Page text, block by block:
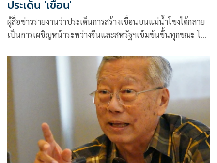
ประเด็น 'เขื่อน'
ผู้สื่อข่าวรายงานว่าประเด็นการสร้างเขื่อนบนแม่น้ำโขงได้กลาย
เป็นการเผชิญหน้าระหว่างจีนและสหรัฐฯเข้มข้นขึ้นทุกขณะ โดย
ระทบจากการสร้างเขื่อนและองค์กรพัฒนาเอกชน (เอ็นจีโอ)